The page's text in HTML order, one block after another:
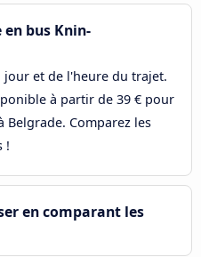
bus Knin-
jour et de l'heure du trajet.
à partir de 39 € pour
Belgrade. Comparez les
!
en comparant les